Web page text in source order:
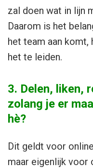
zal doen wat in lijn
Daarom is het
het team aan
het te leiden.
3. Delen, liken,
zolang je er
hè?
Dit geldt voor
maar eigenlijk voor